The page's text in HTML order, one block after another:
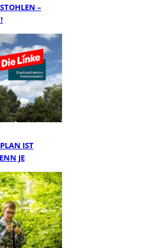
–
IST
JE